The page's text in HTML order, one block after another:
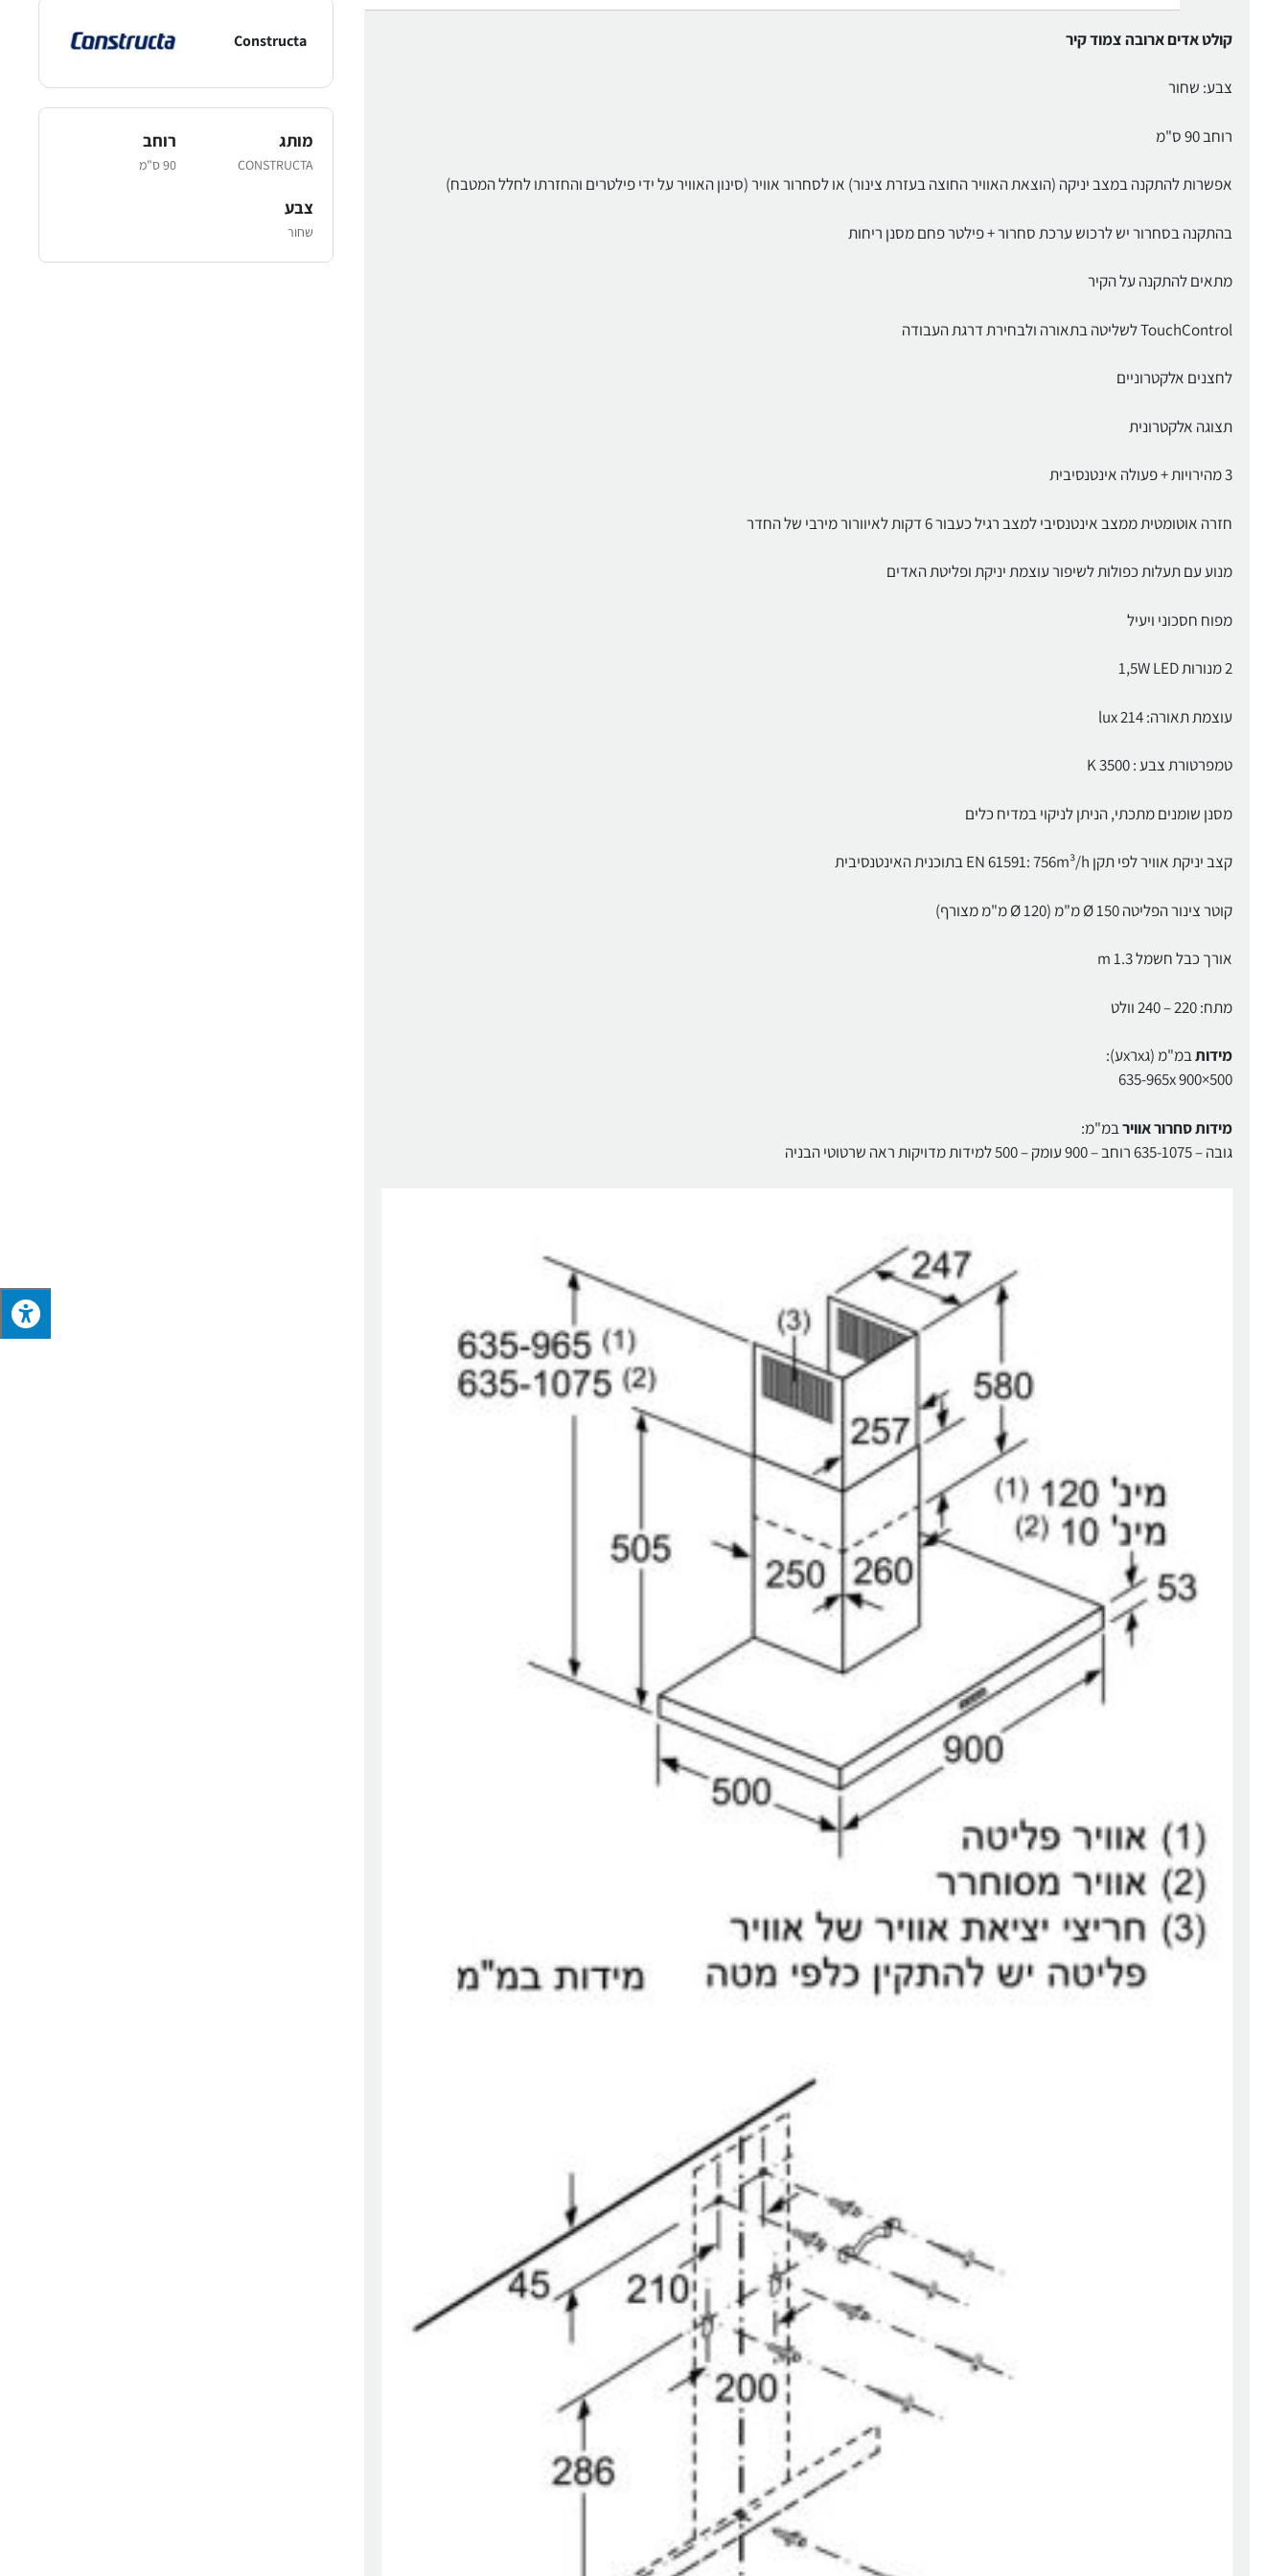
קולט אדים ארובה צמוד קיר
צבע: שחור
רוחב 90 ס"מ
אפשרות להתקנה במצב יניקה (הוצאת האוויר החוצה בעזרת צינור) או לסחרור אוויר (סינון האוויר על ידי פילטרים והחזרתו לחלל המטבח)
בהתקנה בסחרור יש לרכוש ערכת סחרור + פילטר פחם מסנן ריחות
מתאים להתקנה על הקיר
TouchControl לשליטה בתאורה ולבחירת דרגת העבודה
לחצנים אלקטרוניים
תצוגה אלקטרונית
3 מהירויות + פעולה אינטנסיבית
חזרה אוטומטית ממצב אינטנסיבי למצב רגיל כעבור 6 דקות לאיוורור מירבי של החדר
מנוע עם תעלות כפולות לשיפור עוצמת יניקת ופליטת האדים
מפוח חסכוני ויעיל
2 מנורות 1,5W LED
עוצמת תאורה: 214 lux
טמפרטורת צבע : 3500 K
‏מסנן שומנים מתכתי, הניתן לניקוי במדיח כלים
קצב יניקת אוויר לפי תקן EN 61591: 756m³/h בתוכנית האינטנסיבית
קוטר צינור הפליטה Ø 150 מ"מ (Ø 120 מ"מ מצורף)
אורך כבל חשמל 1.3 m
מתח: 220 – 240 וולט
מידותבמ"מ (גxרxע):
635-965x 900×500
מידות סחרור אווירבמ"מ:
גובה – 635-1075 רוחב – 900 עומק – 500 למידות מדויקות ראה שרטוטי הבניה
Constructa
מותג
CONSTRUCTA
רוחב
90 ס"מ
צבע
שחור